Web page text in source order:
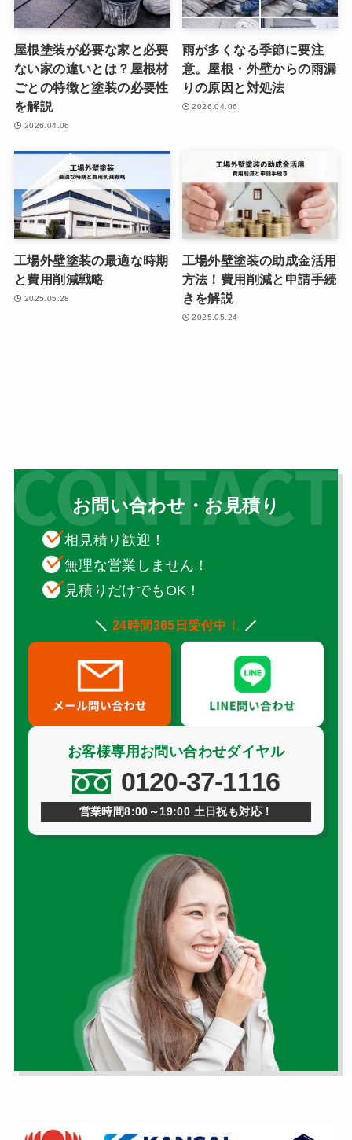
屋根塗装が必要な家と必要
ない家の違いとは？屋根材
ごとの特徴と塗装の必要性
を解説
2026.04.06
雨が多くなる季節に要注
意。屋根・外壁からの雨漏
りの原因と対処法
2026.04.06
工場外壁塗装の最適な時期
と費用削減戦略
2025.05.28
工場外壁塗装の助成金活用
方法！費用削減と申請手続
きを解説
2025.05.24
お問い合わせ・お見積り
相見積り歓迎！
無理な営業しません！
見積りだけでもOK！
24時間365日受付中！
お客様専用お問い合わせダイヤル
0120-37-1116
営業時間8:00～19:00 土日祝も対応！